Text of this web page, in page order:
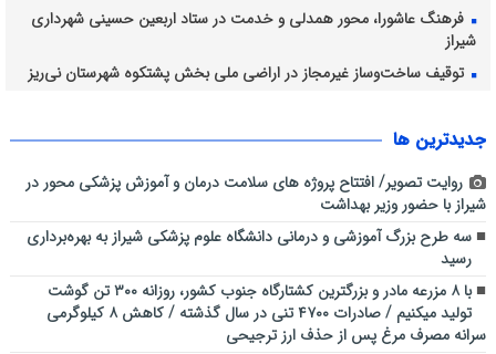
فرهنگ عاشورا، محور همدلی و خدمت در ستاد اربعین حسینی شهرداری
شیراز
توقیف ساخت‌وساز غیرمجاز در اراضی ملی بخش پشتکوه شهرستان نی‌ریز
جديدترين ها
روایت تصویر/ افتتاح پروژه های سلامت درمان و آموزش پزشکی محور در
شیراز با حضور وزیر بهداشت
سه طرح بزرگ آموزشی و درمانی دانشگاه علوم پزشکی شیراز به بهره‌برداری
رسید
با ۸ مزرعه مادر و بزرگترین کشتارگاه جنوب کشور، روزانه ۳۰۰ تن گوشت
تولید میکنیم / صادرات ۴۷۰۰ تنی در سال گذشته / کاهش ۸ کیلوگرمی
سرانه مصرف مرغ پس از حذف ارز ترجیحی